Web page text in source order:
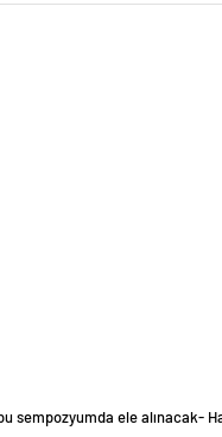
sempozyumda ele alınacak-